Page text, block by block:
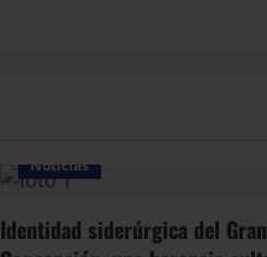
Noticias
Identidad siderúrgica del Gran